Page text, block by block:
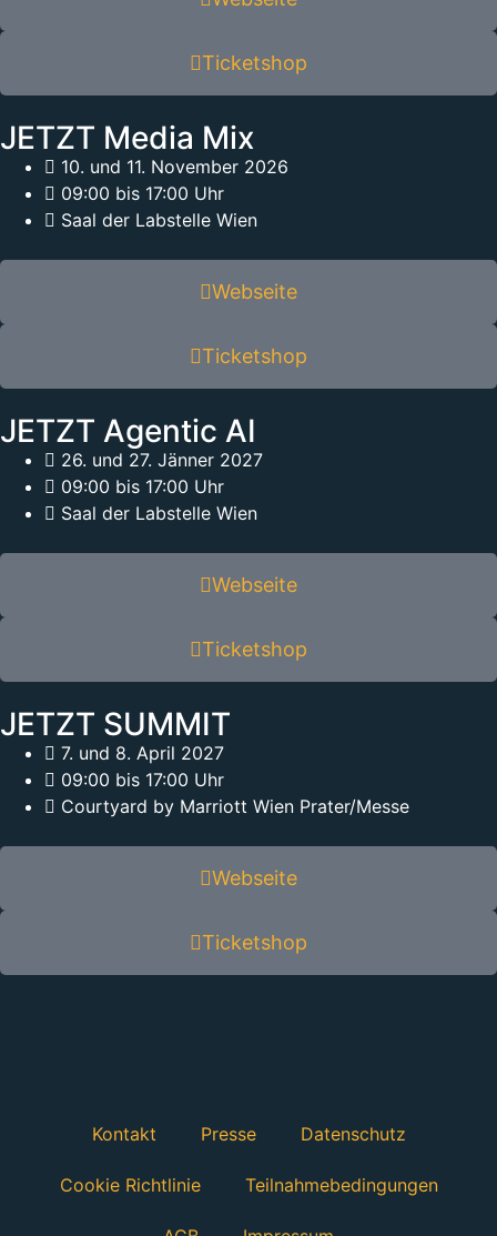
Ticketshop
JETZT Media Mix
10. und 11. November 2026
09:00 bis 17:00 Uhr
Saal der Labstelle Wien
Webseite
Ticketshop
JETZT Agentic AI
26. und 27. Jänner 2027
09:00 bis 17:00 Uhr
Saal der Labstelle Wien
Webseite
Ticketshop
JETZT SUMMIT
7. und 8. April 2027
09:00 bis 17:00 Uhr
Courtyard by Marriott Wien Prater/Messe
Webseite
Ticketshop
Kontakt Presse Datenschutz
Cookie Richtlinie Teilnahmebedingungen